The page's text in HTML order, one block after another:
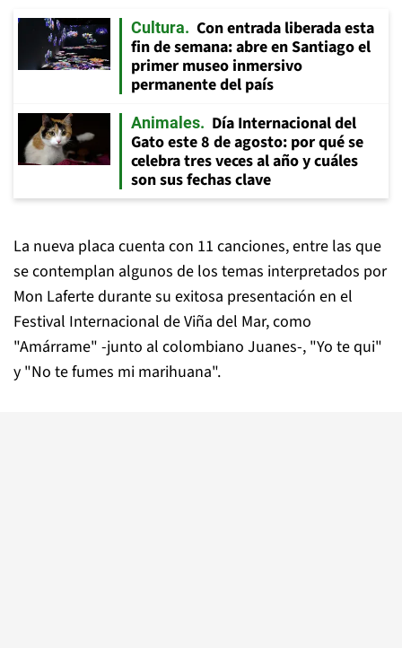
Cultura
Con entrada liberada esta
fin de semana: abre en Santiago el
primer museo inmersivo
permanente del país
Animales
Día Internacional del
Gato este 8 de agosto: por qué se
celebra tres veces al año y cuáles
son sus fechas clave
La nueva placa cuenta con 11 canciones, entre las que
se contemplan algunos de los temas interpretados por
Mon Laferte durante su exitosa presentación en el
Festival Internacional de Viña del Mar, como
"Amárrame" -junto al colombiano Juanes-, "Yo te qui"
y "No te fumes mi marihuana".